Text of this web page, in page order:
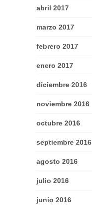
abril 2017
marzo 2017
febrero 2017
enero 2017
diciembre 2016
noviembre 2016
octubre 2016
septiembre 2016
agosto 2016
julio 2016
junio 2016